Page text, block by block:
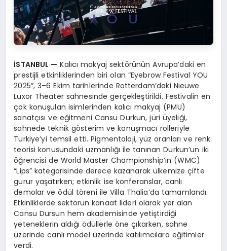
İSTANBUL — Kalıcı makyaj sektörünün Avrupa’daki en
prestijli etkinliklerinden biri olan “Eyebrow Festival YOU
2025”, 3–6 Ekim tarihlerinde Rotterdam’daki Nieuwe
Luxor Theater sahnesinde gerçekleştirildi. Festivalin en
çok konuşulan isimlerinden kalıcı makyaj (PMU)
sanatçısı ve eğitmeni Cansu Durkun, jüri üyeliği,
sahnede teknik gösterim ve konuşmacı rolleriyle
Türkiye’yi temsil etti. Pigmentoloji, yüz oranları ve renk
teorisi konusundaki uzmanlığı ile tanınan Durkun’un iki
öğrencisi de World Master Championship’in (WMC)
“Lips” kategorisinde derece kazanarak ülkemize çifte
gurur yaşatırken; etkinlik ise konferanslar, canlı
demolar ve ödül töreni ile Villa Thalia’da tamamlandı.
Etkinliklerde sektörün kanaat lideri olarak yer alan
Cansu Dursun hem akademisinde yetiştirdiği
yeteneklerin aldığı ödüllerle öne çıkarken, sahne
üzerinde canlı model üzerinde katılımcılara eğitimler
verdi.